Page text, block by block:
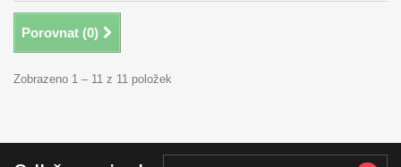
Porovnat (0)
Zobrazeno 1 – 11 z 11 položek